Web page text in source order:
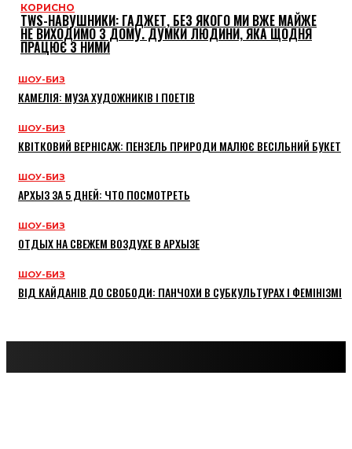
КОРИСНО
TWS-НАВУШНИКИ: ГАДЖЕТ, БЕЗ ЯКОГО МИ ВЖЕ МАЙЖЕ
НЕ ВИХОДИМО З ДОМУ. ДУМКИ ЛЮДИНИ, ЯКА ЩОДНЯ
ПРАЦЮЄ З НИМИ
ШОУ-БИЗ
КАМЕЛІЯ: МУЗА ХУДОЖНИКІВ І ПОЕТІВ
ШОУ-БИЗ
КВІТКОВИЙ ВЕРНІСАЖ: ПЕНЗЕЛЬ ПРИРОДИ МАЛЮЄ ВЕСІЛЬНИЙ БУКЕТ
ШОУ-БИЗ
АРХЫЗ ЗА 5 ДНЕЙ: ЧТО ПОСМОТРЕТЬ
ШОУ-БИЗ
ОТДЫХ НА СВЕЖЕМ ВОЗДУХЕ В АРХЫЗЕ
ШОУ-БИЗ
ВІД КАЙДАНІВ ДО СВОБОДИ: ПАНЧОХИ В СУБКУЛЬТУРАХ І ФЕМІНІЗМІ